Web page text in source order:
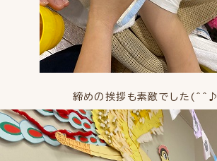
締めの挨拶も素敵でした(^^♪